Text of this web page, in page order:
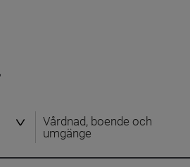
Vårdnad, boende och
umgänge